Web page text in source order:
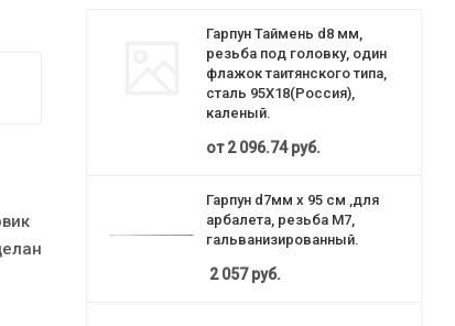
Гарпун Таймень d8 мм,
резьба под головку, один
флажок таитянского типа,
сталь 95Х18(Россия),
каленый.
от2 096.74 руб.
Гарпун d7мм х 95 см ,для
арбалета, резьба М7,
гальванизированный.
2 057руб.